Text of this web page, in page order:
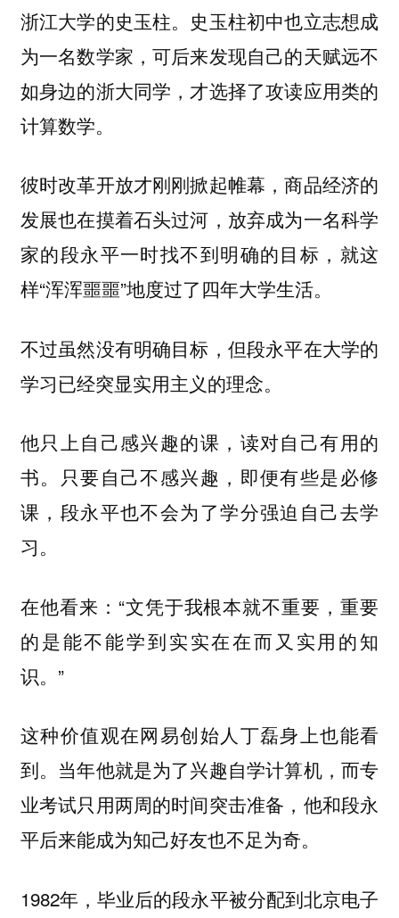
浙江大学的史玉柱。史玉柱初中也立志想成
为一名数学家，可后来发现自己的天赋远不
如身边的浙大同学，才选择了攻读应用类的
计算数学。
彼时改革开放才刚刚掀起帷幕，商品经济的
发展也在摸着石头过河，放弃成为一名科学
家的段永平一时找不到明确的目标，就这
样“浑浑噩噩”地度过了四年大学生活。
不过虽然没有明确目标，但段永平在大学的
学习已经突显实用主义的理念。
他只上自己感兴趣的课，读对自己有用的
书。只要自己不感兴趣，即便有些是必修
课，段永平也不会为了学分强迫自己去学
习。
在他看来：“文凭于我根本就不重要，重要
的是能不能学到实实在在而又实用的知
识。”
这种价值观在网易创始人丁磊身上也能看
到。当年他就是为了兴趣自学计算机，而专
业考试只用两周的时间突击准备，他和段永
平后来能成为知己好友也不足为奇。
1982年，毕业后的段永平被分配到北京电子